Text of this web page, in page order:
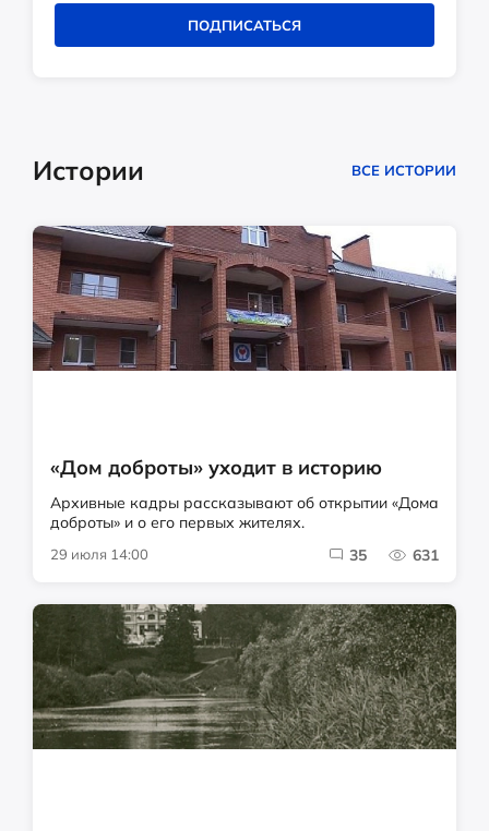
ПОДПИСАТЬСЯ
Истории ВСЕ ИСТОРИИ
«Дом доброты» уходит в историю
Архивные кадры рассказывают об открытии «Дома
доброты» и о его первых жителях.
29 июля 14:00 35 631